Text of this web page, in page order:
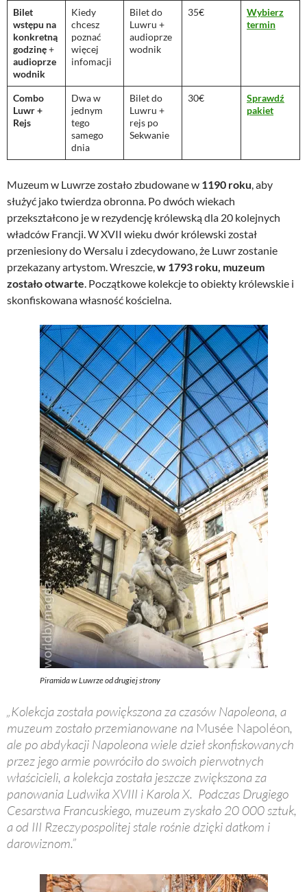
Bilet
wstępu na
konkretną
godzinę+
audioprze
wodnik
Kiedy
chcesz
poznać
więcej
infomacji
Bilet do
Luwru +
audioprze
wodnik
35€
Wybierz
termin
Combo
Luwr +
Rejs
Dwa w
jednym
tego
samego
dnia
Bilet do
Luwru +
rejs po
Sekwanie
30€
Sprawdź
pakiet
Muzeum w Luwrze zostało zbudowane w 1190 roku , aby
służyć jako twierdza obronna. Po dwóch wiekach
przekształcono je w rezydencję królewską dla 20 kolejnych
władców Francji. W XVII wieku dwór królewski został
przeniesiony do Wersalu i zdecydowano, że Luwr zostanie
przekazany artystom. Wreszcie, w 1793 roku, muzeum
zostało otwarte . Początkowe kolekcje to obiekty królewskie i
skonfiskowana własność kościelna.
Piramida w Luwrze od drugiej strony
„Kolekcja została powiększona za czasów Napoleona, a
muzeum zostało przemianowane na Musée Napoléon,
ale po abdykacji Napoleona wiele dzieł skonfiskowanych
przez jego armie powróciło do swoich pierwotnych
właścicieli, a kolekcja została jeszcze zwiększona za
panowania Ludwika XVIII i Karola X. Podczas Drugiego
Cesarstwa Francuskiego, muzeum zyskało 20 000 sztuk,
a od III Rzeczypospolitej stale rośnie dzięki datkom i
darowiznom.”